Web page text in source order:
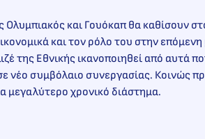
Ολυμπιακός και Γουόκαπ θα καθίσουν
και τον ρόλο του στην
της Εθνικής ικανοποιηθεί από αυτά
νέο συμβόλαιο συνεργασίας. Κοινώς
μεγαλύτερο χρονικό διάστημα.